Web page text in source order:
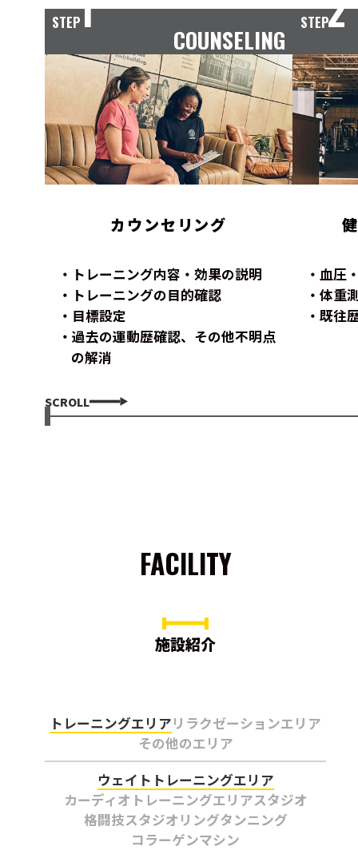
STEP
COUNSELING
カウンセリング
トレーニング内容・効果の説明
トレーニングの目的確認
目標設定
過去の運動歴確認、その他不明点
の解消
STEP
血圧
体重
既往
SCROLL
FACILITY
施設紹介
トレーニングエリアリラクゼーションエリア
その他のエリア
ウェイトトレーニングエリア
カーディオトレーニングエリアスタジオ
格闘技スタジオリングタンニング
コラーゲンマシン